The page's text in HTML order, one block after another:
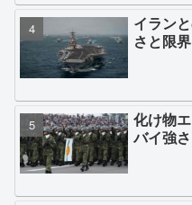
イラン
さと限界
化け物
バイ強